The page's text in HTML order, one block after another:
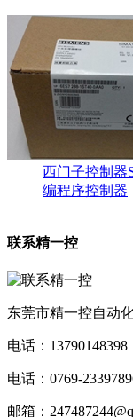
西门子控制器
编程序控制器
联系精一控
东莞市精一控自动
电话：13790148398
电话：0769-
邮箱：